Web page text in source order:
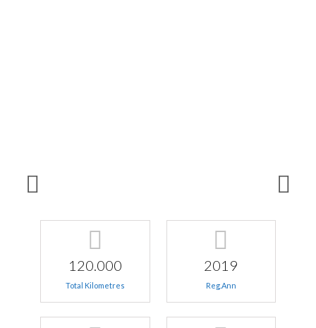
120.000
Total Kilometres
2019
Reg.Ann